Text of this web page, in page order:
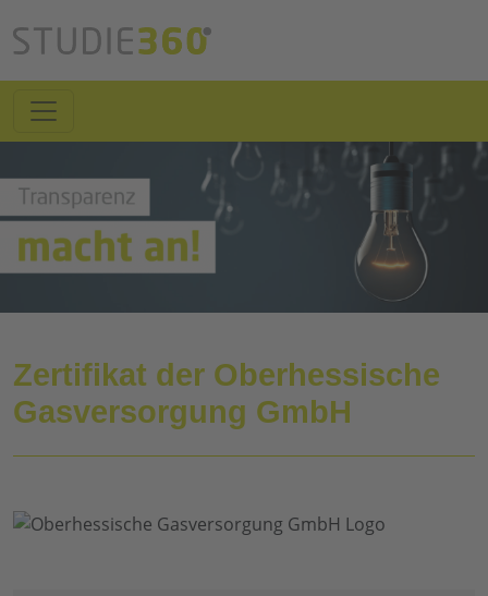
Zertifikat der Oberhessische
Gasversorgung GmbH